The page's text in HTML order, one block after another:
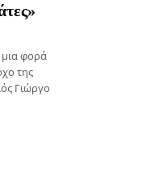
φορά
της
Γιώργο